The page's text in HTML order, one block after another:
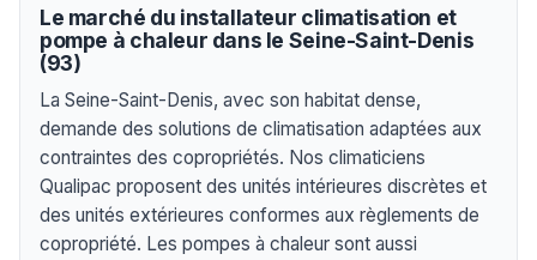
Le marché du installateur climatisation et
pompe à chaleur dans le Seine-Saint-Denis
(93)
La Seine-Saint-Denis, avec son habitat dense,
demande des solutions de climatisation adaptées aux
contraintes des copropriétés. Nos climaticiens
Qualipac proposent des unités intérieures discrètes et
des unités extérieures conformes aux règlements de
copropriété. Les pompes à chaleur sont aussi